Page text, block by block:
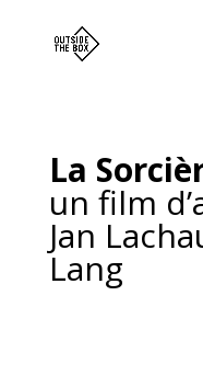
La
un film
Jan
Lang